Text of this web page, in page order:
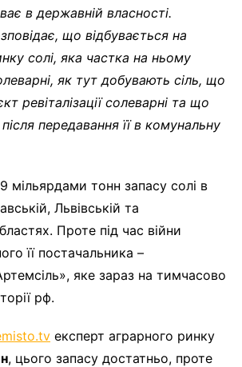
в державній власності.
що відбувається на
солі, яка частка на ньому
як тут добувають сіль, що
ревіталізації солеварні та що
передавання її в комунальну
мільярдами тонн запасу солі в
Львівській та
Проте під час війни
її постачальника –
яке зараз на тимчасово
рф.
експерт аграрного ринку
, цього запасу достатньо, проте